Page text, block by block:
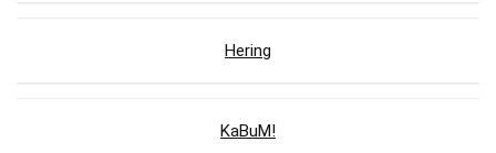
Hering
KaBuM!